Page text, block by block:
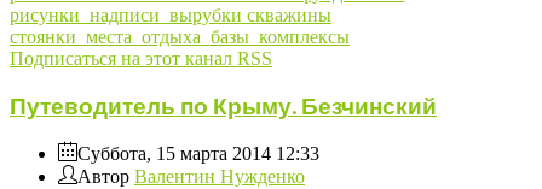
рисунки_надписи_вырубки скважины
стоянки_места_отдыха_базы_комплексы
Подписаться на этот канал RSS
Путеводитель по Крыму. Безчинский
Суббота, 15 марта 2014 12:33
Автор Валентин Нужденко